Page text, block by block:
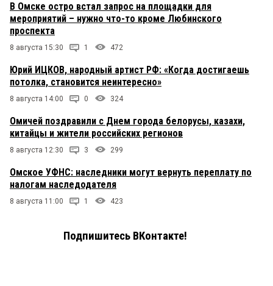
В Омске остро встал запрос на площадки для
мероприятий – нужно что-то кроме Любинского
проспекта
8 августа 15:30 1 472
Юрий ИЦКОВ, народный артист РФ: «Когда достигаешь
потолка, становится неинтересно»
8 августа 14:00 0 324
Омичей поздравили с Днем города белорусы, казахи,
китайцы и жители российских регионов
8 августа 12:30 3 299
Омское УФНС: наследники могут вернуть переплату по
налогам наследодателя
8 августа 11:00 1 423
Подпишитесь ВКонтакте!